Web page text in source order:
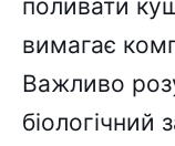
поливати
вимагає
Важливо